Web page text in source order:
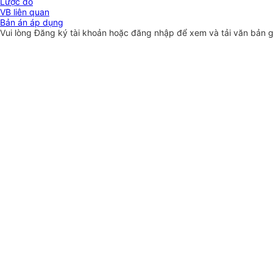
VB liên quan
Bản án áp dụng
Vui lòngĐăng ký tài khoản hoặc đăng nhập để xem và tải văn bản